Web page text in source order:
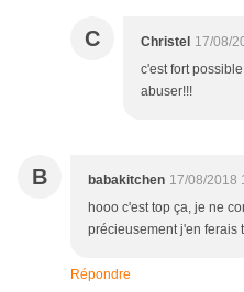
C Christel 17/08/
c'est fort
abuser!!!
B babakitchen 17/08/2018
hooo c'est top ça, je ne
précieusement j'en ferais
Répondre